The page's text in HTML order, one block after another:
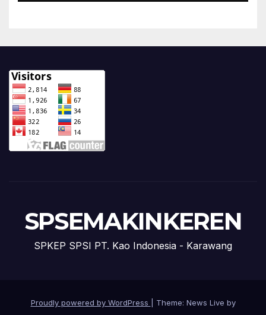
SPSEMAKINKEREN
SPKEP SPSI PT. Kao Indonesia - Karawang
Proudly powered by WordPress
Theme: News Live by